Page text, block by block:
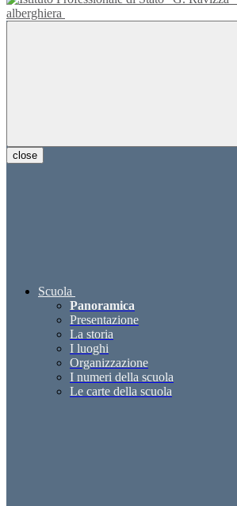
alberghiera
close
Scuola
Panoramica
Presentazione
La storia
I luoghi
Organizzazione
I numeri della scuola
Le carte della scuola